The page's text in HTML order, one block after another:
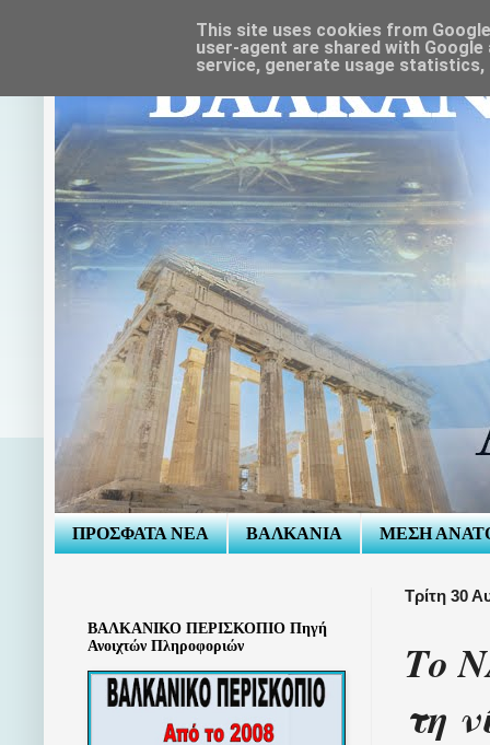
ΠΡΟΣΦΑΤΑ ΝΕΑ ΒΑΛΚΑΝΙΑ ΜΕΣΗ
Τρίτη 30
Το
τη
ΒΑΛΚΑΝΙΚΟ ΠΕΡΙΣΚΟΠΙΟ Πηγή
Ανοιχτών Πληροφοριών
This site uses cookies from
user-agent are shared with
service, generate usage statistics,